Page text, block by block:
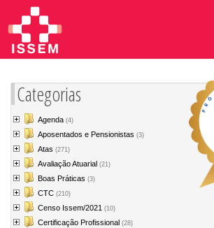
Categorias
Agenda (4)
Aposentados e Pensionistas (3)
Atas (271)
Avaliação Atuarial (21)
Boas Práticas (3)
CTC (210)
Censo Issem/2021 (10)
Certificação Profissional (28)